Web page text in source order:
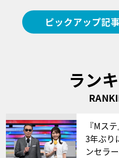
ピックアップ記
ラン
『Mス
3年ぶり
ンセラ